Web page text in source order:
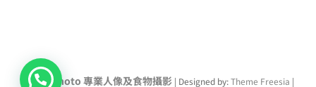
Tasty-Photo 專業人像及食物攝影| Designed by:Theme Freesia |